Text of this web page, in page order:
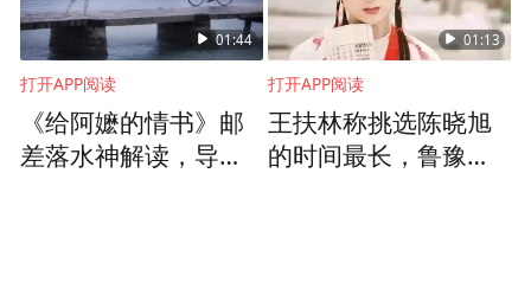
01:44
打开APP阅读
《给阿嬷的情书》邮
差落水神解读，导演
01:13
打开APP阅读
王扶林称挑选陈晓旭
的时间最长，鲁豫一